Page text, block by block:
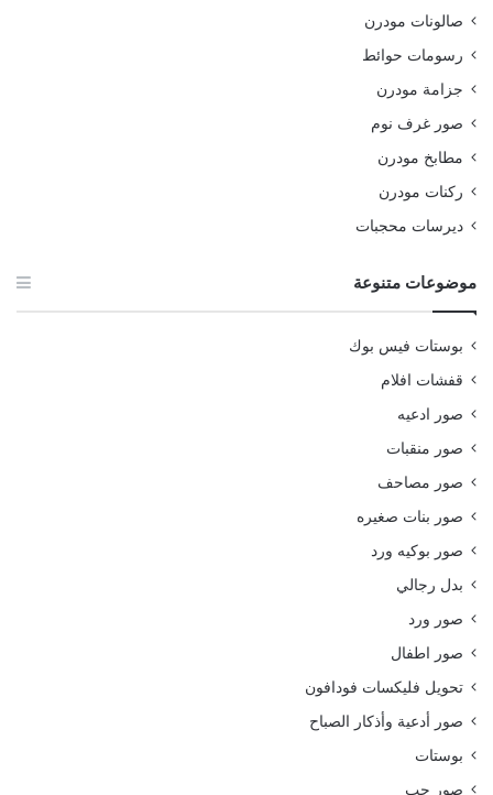
صالونات مودرن
رسومات حوائط
جزامة مودرن
صور غرف نوم
مطابخ مودرن
ركنات مودرن
ديرسات محجبات
موضوعات متنوعة
بوستات فيس بوك
قفشات افلام
صور ادعيه
صور منقبات
صور مصاحف
صور بنات صغيره
صور بوكيه ورد
بدل رجالي
صور ورد
صور اطفال
تحويل فليكسات فودافون
صور أدعية وأذكار الصباح
بوستات
صور حب